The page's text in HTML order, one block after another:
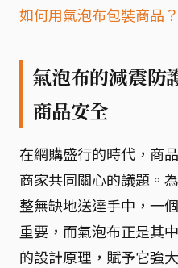
如何用氣泡布包裝商品？
氣泡布的減震防
商品安全
在網購盛行的時代，商
商家共同關心的議題。
整無缺地送達手中，一
重要，而氣泡布正是其
的設計原理，賦予它強